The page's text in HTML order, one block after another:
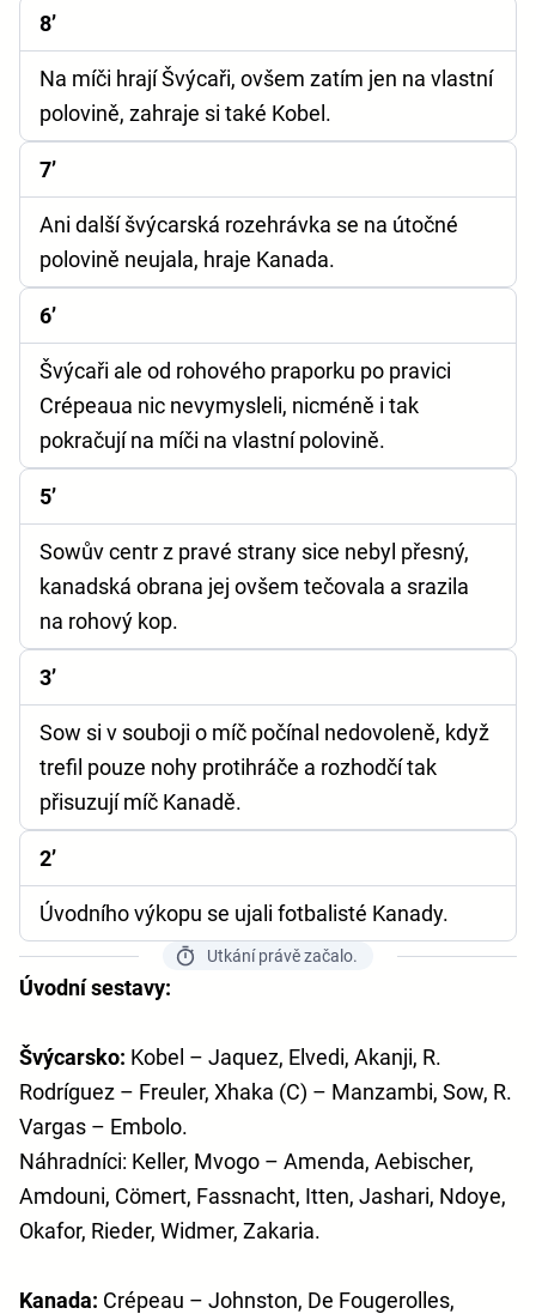
8’
Na míči hrají Švýcaři, ovšem zatím jen na vlastní
polovině, zahraje si také Kobel.
7’
Ani další švýcarská rozehrávka se na útočné
polovině neujala, hraje Kanada.
6’
Švýcaři ale od rohového praporku po pravici
Crépeaua nic nevymysleli, nicméně i tak
pokračují na míči na vlastní polovině.
5’
Sowův centr z pravé strany sice nebyl přesný,
kanadská obrana jej ovšem tečovala a srazila
na rohový kop.
3’
Sow si v souboji o míč počínal nedovoleně, když
trefil pouze nohy protihráče a rozhodčí tak
přisuzují míč Kanadě.
2’
Úvodního výkopu se ujali fotbalisté Kanady.
Utkání právě začalo.
Úvodní sestavy:
Švýcarsko: Kobel – Jaquez, Elvedi, Akanji, R.
Rodríguez – Freuler, Xhaka (C) – Manzambi, Sow, R.
Vargas – Embolo.
Náhradníci: Keller, Mvogo – Amenda, Aebischer,
Amdouni, Cömert, Fassnacht, Itten, Jashari, Ndoye,
Okafor, Rieder, Widmer, Zakaria.
Kanada: Crépeau – Johnston, De Fougerolles,